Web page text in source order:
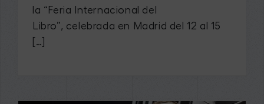
la “Feria Internacional del
Libro”, celebrada en Madrid del 12 al 15
[…]